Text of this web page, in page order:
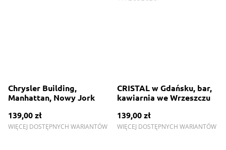
Chrysler Building,
Manhattan, Nowy Jork
139,00 zł
WIĘCEJ DOSTĘPNYCH WARIANTÓW
CRISTAL w Gdańsku, bar,
kawiarnia we Wrzeszczu
139,00 zł
WIĘCEJ DOSTĘPNYCH WARIANTÓW